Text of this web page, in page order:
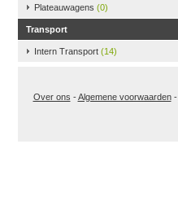
Plateauwagens (0)
Transport
Intern Transport (14)
Over ons -Algemene voorwaarden-